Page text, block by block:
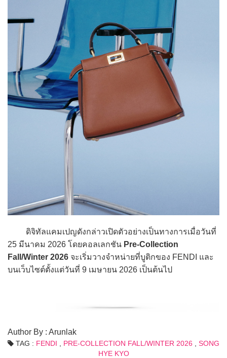
ดิจิทัลแคมเปญดังกล่าวเปิดตัวอย่างเป็นทางการเมื่อวันที่
25 มีนาคม 2026 โดยคอลเลกชัน Pre-Collection
Fall/Winter 2026 จะเริ่มวางจำหน่ายที่บูติกของ FENDI และ
บนเว็บไซต์ตั้งแต่วันที่ 9 เมษายน 2026 เป็นต้นไป
Author By : Arunlak
TAG : FENDI PRE-COLLECTION FALL/WINTER 2026
SONG
HYE KYO